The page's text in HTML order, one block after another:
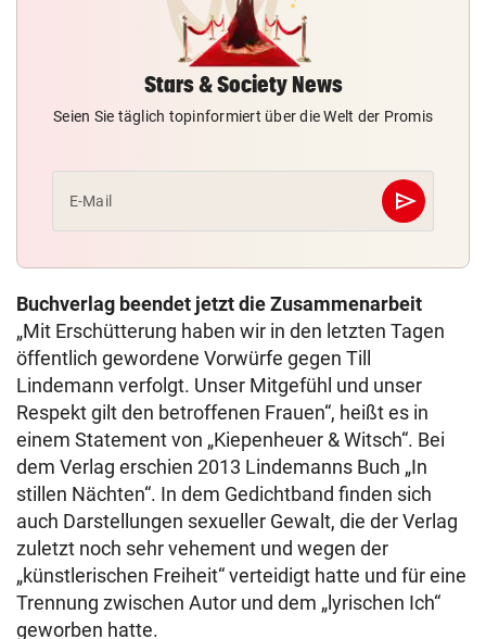
Stars & Society News
Seien Sie täglich topinformiert über die Welt der Promis
E-Mail send
Abschicken
Buchverlag beendet jetzt die Zusammenarbeit
„Mit Erschütterung haben wir in den letzten Tagen
öffentlich gewordene Vorwürfe gegen Till
Lindemann verfolgt. Unser Mitgefühl und unser
Respekt gilt den betroffenen Frauen“, heißt es in
einem Statement von „Kiepenheuer & Witsch“. Bei
dem Verlag erschien 2013 Lindemanns Buch „In
stillen Nächten“. In dem Gedichtband finden sich
auch Darstellungen sexueller Gewalt, die der Verlag
zuletzt noch sehr vehement und wegen der
„künstlerischen Freiheit“ verteidigt hatte und für eine
Trennung zwischen Autor und dem „lyrischen Ich“
geworben hatte.